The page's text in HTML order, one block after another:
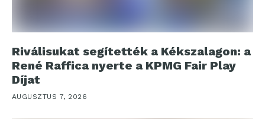
Riválisukat segítették a Kékszalagon: a
René Raffica nyerte a KPMG Fair Play
Díjat
AUGUSZTUS 7, 2026